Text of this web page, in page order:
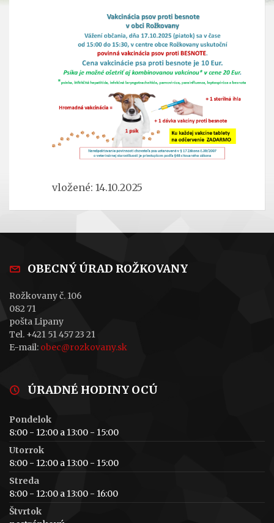
vložené: 14.10.2025
OBECNÝ ÚRAD ROŽKOVANY
Rožkovany č. 106
082 71
pošta Lipany
Tel. +421 51 457 23 21
E-mail: obec@rozkovany.sk
ÚRADNÉ HODINY OCÚ
Pondelok
8:00 - 12:00 a 13:00 - 15:00
Utorrok
8:00 - 12:00 a 13:00 - 15:00
Streda
8:00 - 12:00 a 13:00 - 16:00
Štvrtok